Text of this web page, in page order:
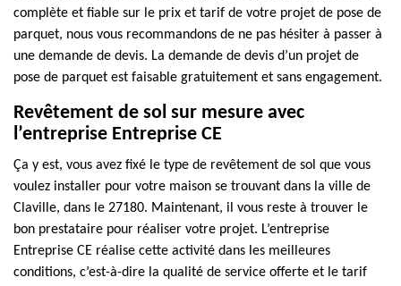
complète et fiable sur le prix et tarif de votre projet de pose de
parquet, nous vous recommandons de ne pas hésiter à passer à
une demande de devis. La demande de devis d’un projet de
pose de parquet est faisable gratuitement et sans engagement.
Revêtement de sol sur mesure avec
l’entreprise Entreprise CE
Ça y est, vous avez fixé le type de revêtement de sol que vous
voulez installer pour votre maison se trouvant dans la ville de
Claville, dans le 27180. Maintenant, il vous reste à trouver le
bon prestataire pour réaliser votre projet. L’entreprise
Entreprise CE réalise cette activité dans les meilleures
conditions, c’est-à-dire la qualité de service offerte et le tarif